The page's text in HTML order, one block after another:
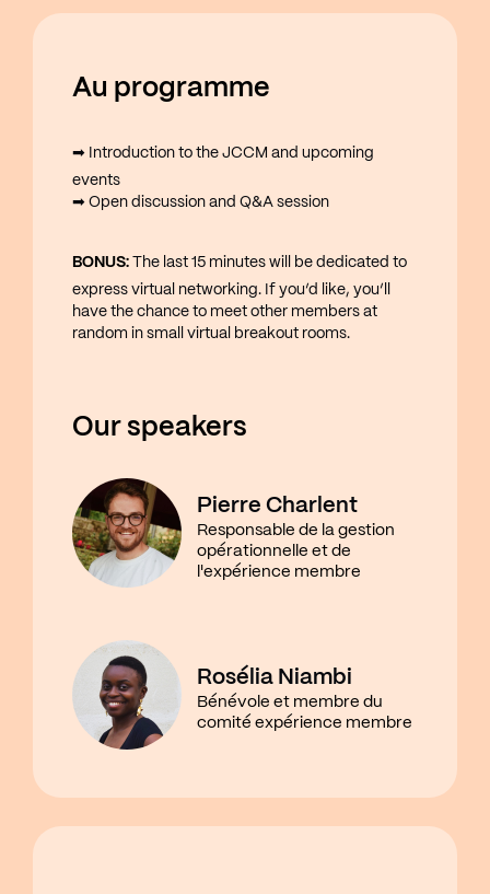
Au programme
➡ Introduction to the JCCM and upcoming
events
➡ Open discussion and Q&A session
BONUS: The last 15 minutes will be dedicated to
express virtual networking. If you’d like, you’ll
have the chance to meet other members at
random in small virtual breakout rooms.
Our speakers
Pierre Charlent
Responsable de la gestion
opérationnelle et de
l'expérience membre
Rosélia Niambi
Bénévole et membre du
comité expérience membre